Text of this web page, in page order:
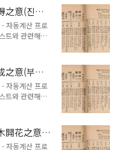
去 – 사시지존
行則有利益之
해설 [ 한해
名高有權 漸
– 은인항조
공 事事如意
정 鶴鳴九皐
之意(진행
동계산 프로
트와 관련해서
이썬으로 자
之意(진행구
] 龍蟠虎踞 風
– 천리타향
의 經營之事
富 – 금년지수
境 – 보보행진
之意(부달
동계산 프로
트와 관련해서
이썬으로 자
之意(부달불
] 銀鱗萬點 金
– 수유난사
開花之意
동계산 프로